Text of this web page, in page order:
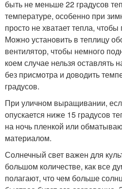
быть не меньше 22 градусов
температуре, особенно при
просто не хватает тепла, чтобы
Можно установить в теплицу
вентилятор, чтобы немного
коем случае нельзя оставлять
без присмотра и доводить
градусов.
При уличном выращивании,
опускается ниже 15 градусов
на ночь пленкой или
материалом.
Солнечный свет важен для
большом количестве, как все
полагают, что чем больше